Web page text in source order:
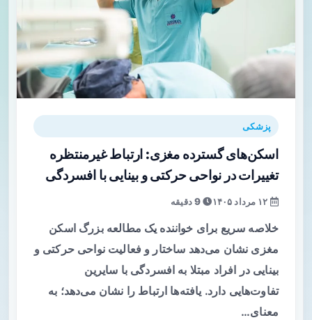
پزشکی
اسکن‌های گسترده مغزی: ارتباط غیرمنتظره
تغییرات در نواحی حرکتی و بینایی با افسردگی
9 دقیقه
خلاصه سریع برای خواننده یک مطالعه بزرگ اسکن
مغزی نشان می‌دهد ساختار و فعالیت نواحی حرکتی و
بینایی در افراد مبتلا به افسردگی با سایرین
تفاوت‌هایی دارد. یافته‌ها ارتباط را نشان می‌دهد؛ به
معنای…